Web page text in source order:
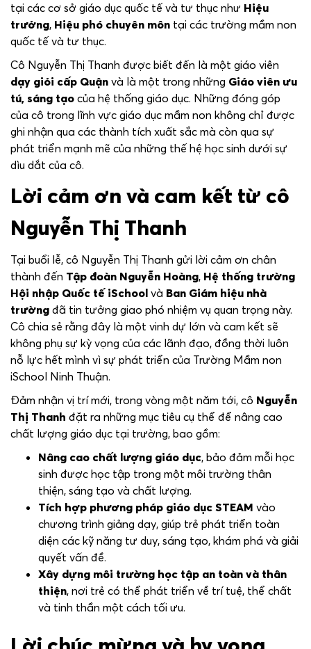
tại các cơ sở giáo dục quốc tế và tư thục như Hiệu
trưởng, Hiệu phó chuyên môn tại các trường mầm non
quốc tế và tư thục.
Cô Nguyễn Thị Thanh được biết đến là một giáo viên
dạy giỏi cấp Quận và là một trong những Giáo viên ưu
tú, sáng tạo của hệ thống giáo dục. Những đóng góp
của cô trong lĩnh vực giáo dục mầm non không chỉ được
ghi nhận qua các thành tích xuất sắc mà còn qua sự
phát triển mạnh mẽ của những thế hệ học sinh dưới sự
dìu dắt của cô.
Lời cảm ơn và cam kết từ cô
Nguyễn Thị Thanh
Tại buổi lễ, cô Nguyễn Thị Thanh gửi lời cảm ơn chân
thành đến Tập đoàn Nguyễn Hoàng, Hệ thống trường
Hội nhập Quốc tế iSchool và Ban Giám hiệu nhà
trường đã tin tưởng giao phó nhiệm vụ quan trọng này.
Cô chia sẻ rằng đây là một vinh dự lớn và cam kết sẽ
không phụ sự kỳ vọng của các lãnh đạo, đồng thời luôn
nỗ lực hết mình vì sự phát triển của Trường Mầm non
iSchool Ninh Thuận.
Đảm nhận vị trí mới, trong vòng một năm tới, cô Nguyễn
Thị Thanh đặt ra những mục tiêu cụ thể để nâng cao
chất lượng giáo dục tại trường, bao gồm:
Nâng cao chất lượng giáo dục, bảo đảm mỗi học
sinh được học tập trong một môi trường thân
thiện, sáng tạo và chất lượng.
Tích hợp phương pháp giáo dục STEAM vào
chương trình giảng dạy, giúp trẻ phát triển toàn
diện các kỹ năng tư duy, sáng tạo, khám phá và giải
quyết vấn đề.
Xây dựng môi trường học tập an toàn và thân
thiện, nơi trẻ có thể phát triển về trí tuệ, thể chất
và tinh thần một cách tối ưu.